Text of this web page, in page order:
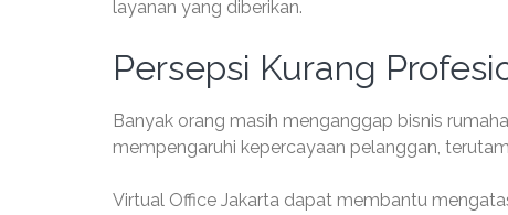
layanan yang diberikan.
Persepsi Kurang
Banyak orang masih menganggap bisnis
mempengaruhi kepercayaan pelanggan,
Virtual Office Jakarta dapat membantu